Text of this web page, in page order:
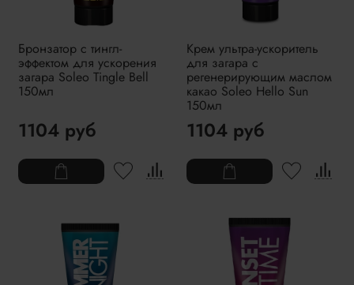
Бронзатор с тингл-
эффектом для ускорения
загара Soleo Tingle Bell
150мл
1104 руб
Крем ультра-ускоритель
для загара с
регенерирующим маслом
какао Soleo Hello Sun
150мл
1104 руб